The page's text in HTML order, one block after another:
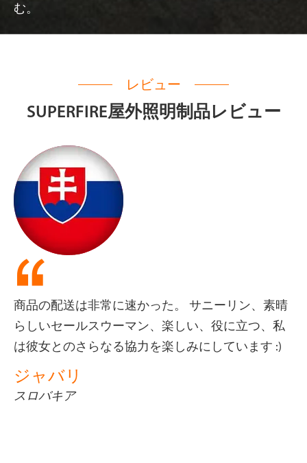
む。
レビュー
SUPERFIRE屋外照明制品レビュー

懐中電灯は非常に遠く、安くて使いやすく、そし
て非常に明るく、非常に良いものでした。 私は前
に同じ形を買って、前と同じくらい小さいと思い
ましたが、結果は前の2つより大きく、そして光は
非常に強いです。 大きい、スイッチは以前のよう